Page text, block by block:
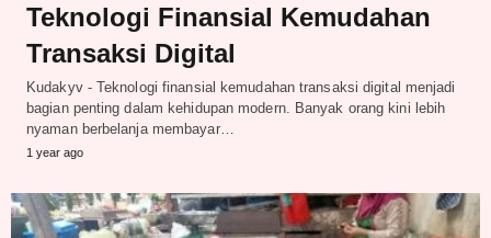
Teknologi Finansial Kemudahan
Transaksi Digital
Kudakyv - Teknologi finansial kemudahan transaksi digital menjadi
bagian penting dalam kehidupan modern. Banyak orang kini lebih
nyaman berbelanja membayar…
1 year ago